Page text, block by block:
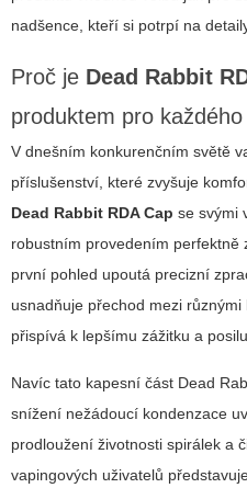
nadšence, kteří si potrpí na
Proč je Dead Rabbit
produktem pro
V dnešním konkurenčním světě
příslušenství, které zvyšuje
Dead Rabbit RDA Cap se svými
robustním provedením perfektně
první pohled upoutá precizní
usnadňuje přechod mezi
přispívá k lepšímu zážitku a
Navíc tato kapesní část Dead
snížení nežádoucí kondenzace
prodloužení životnosti spirálek a
vapingových uživatelů